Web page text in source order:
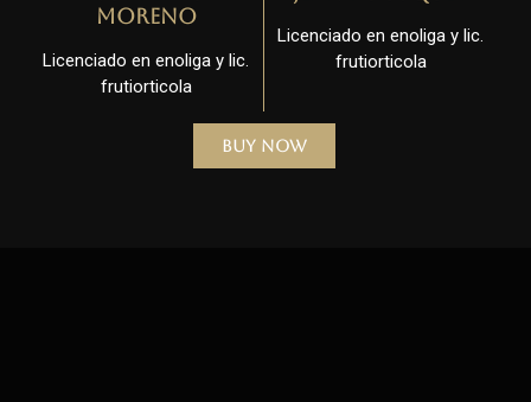
Moreno
Licenciado en enoliga y lic.
frutiorticola
Licenciado en enoliga y lic.
frutiorticola
Buy Now